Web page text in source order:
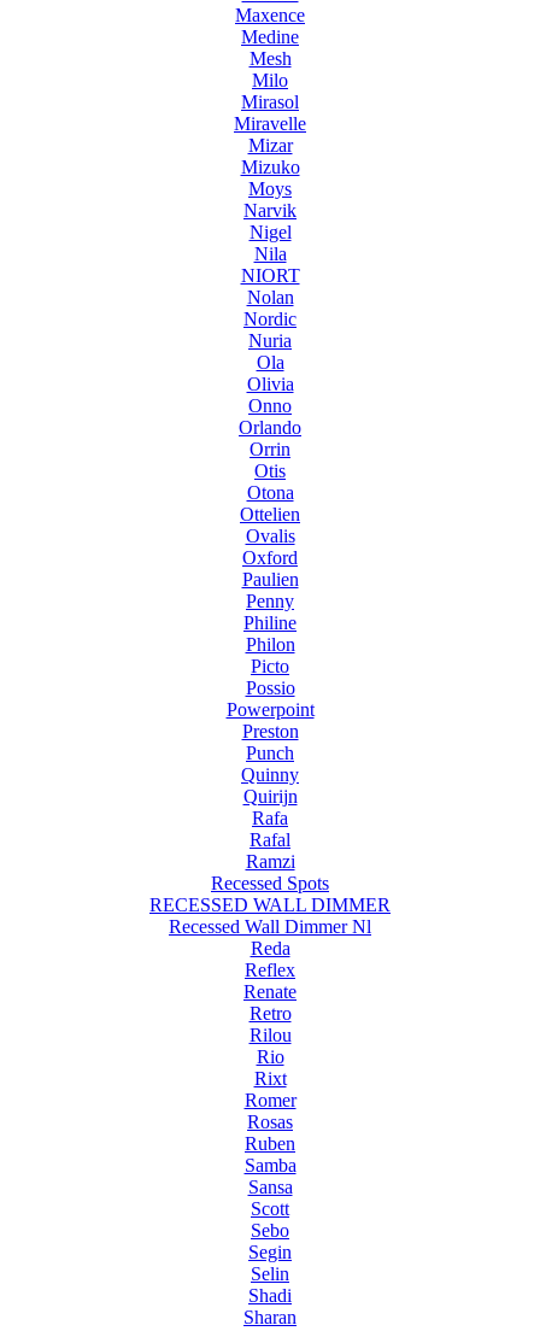
Maxence
Medine
Mesh
Milo
Mirasol
Miravelle
Mizar
Mizuko
Moys
Narvik
Nigel
Nila
NIORT
Nolan
Nordic
Nuria
Ola
Olivia
Onno
Orlando
Orrin
Otis
Otona
Ottelien
Ovalis
Oxford
Paulien
Penny
Philine
Philon
Picto
Possio
Powerpoint
Preston
Punch
Quinny
Quirijn
Rafa
Rafal
Ramzi
Recessed Spots
RECESSED WALL DIMMER
Recessed Wall Dimmer Nl
Reda
Reflex
Renate
Retro
Rilou
Rio
Rixt
Romer
Rosas
Ruben
Samba
Sansa
Scott
Sebo
Segin
Selin
Shadi
Sharan